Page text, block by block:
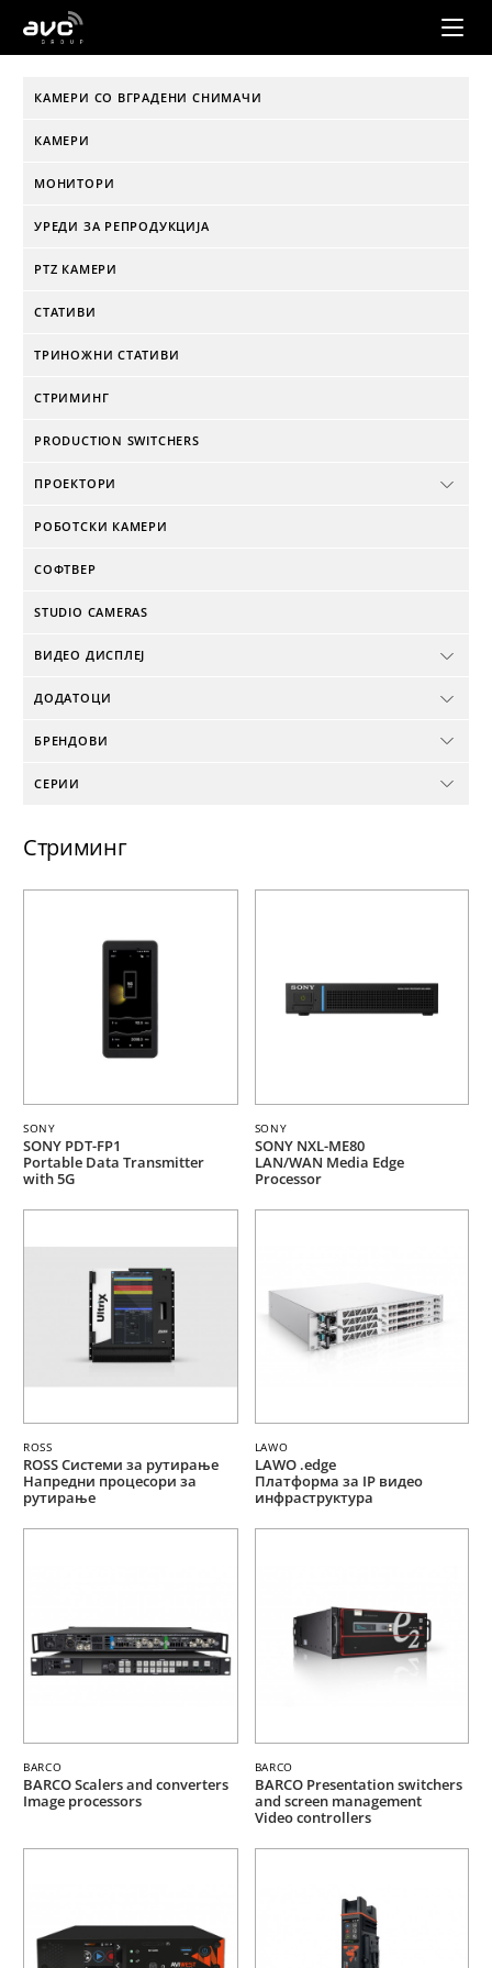
AVC
КАМЕРИ СО ВГРАДЕНИ СНИМАЧИ
КАМЕРИ
МОНИТОРИ
УРЕДИ ЗА РЕПРОДУКЦИЈА
PTZ КАМЕРИ
СТАТИВИ
ТРИНОЖНИ СТАТИВИ
СТРИМИНГ
PRODUCTION SWITCHERS
ПРОЕКТОРИ
РОБОТСКИ КАМЕРИ
СОФТВЕР
STUDIO CAMERAS
ВИДЕО ДИСПЛЕЈ
ДОДАТОЦИ
БРЕНДОВИ
СЕРИИ
Стриминг
SONY
SONY PDT-FP1
Portable Data Transmitter
with 5G
SONY
SONY NXL-ME80
LAN/WAN Media Edge
Processor
ROSS
ROSS Системи за рутирање
Напредни процесори за
рутирање
LAWO
LAWO .edge
Платформа за IP видео
инфраструктура
BARCO
BARCO Scalers and converters
Image processors
BARCO
BARCO Presentation switchers
and screen management
Video controllers